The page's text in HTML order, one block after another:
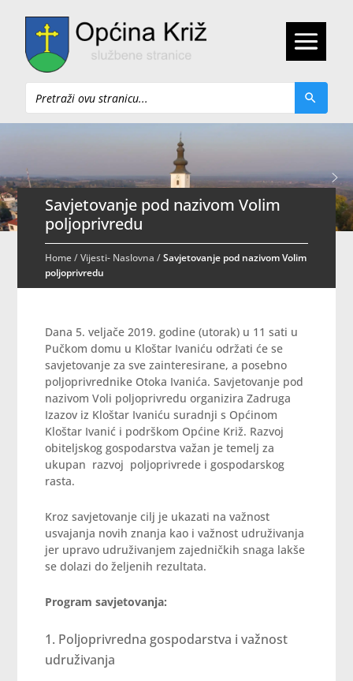
Pretraži
Savjetovanje pod nazivom Volim
poljoprivredu
Home/Vijesti- Naslovna /Savjetovanje pod nazivom Volim
poljoprivredu
Dana 5. veljače 2019. godine (utorak) u 11 sati u
Pučkom domu u Kloštar Ivaniću održati će se
savjetovanje za sve zainteresirane, a posebno
poljoprivrednike Otoka Ivanića. Savjetovanje pod
nazivom Voli poljoprivredu organizira Zadruga
Izazov iz Kloštar Ivaniću suradnji s Općinom
Kloštar Ivanić i podrškom Općine Križ. Razvoj
obiteljskog gospodarstva važan je temelj za
ukupan razvoj poljoprivrede i gospodarskog
rasta.
Kroz savjetovanje cilj je ukazati na važnost
usvajanja novih znanja kao i važnost udruživanja
jer upravo udruživanjem zajedničkih snaga lakše
se dolazi do željenih rezultata.
Program savjetovanja:
Poljoprivredna gospodarstva i važnost
udruživanja